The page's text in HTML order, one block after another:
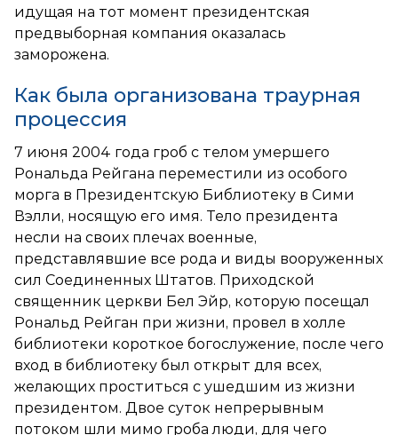
идущая на тот момент президентская
предвыборная компания оказалась
заморожена.
Как была организована траурная
процессия
7 июня 2004 года гроб с телом умершего
Рональда Рейгана переместили из особого
морга в Президентскую Библиотеку в Сими
Вэлли, носящую его имя. Тело президента
несли на своих плечах военные,
представлявшие все рода и виды вооруженных
сил Соединенных Штатов. Приходской
священник церкви Бел Эйр, которую посещал
Рональд Рейган при жизни, провел в холле
библиотеки короткое богослужение, после чего
вход в библиотеку был открыт для всех,
желающих проститься с ушедшим из жизни
президентом. Двое суток непрерывным
потоком шли мимо гроба люди, для чего